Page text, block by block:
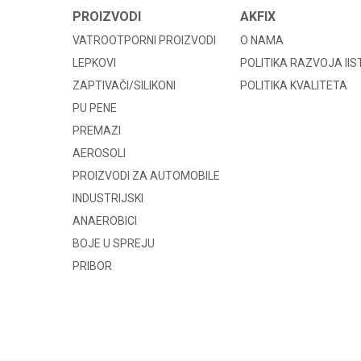
PROIZVODI
VATROOTPORNI PROIZVODI
LEPKOVI
ZAPTIVAČI/SILIKONI
PU PENE
PREMAZI
AEROSOLI
PROIZVODI ZA AUTOMOBILE
INDUSTRIJSKI
ANAEROBICI
BOJE U SPREJU
PRIBOR
AKFIX
O NAMA
POLITIKA RAZVOJA
POLITIKA KVALITETA